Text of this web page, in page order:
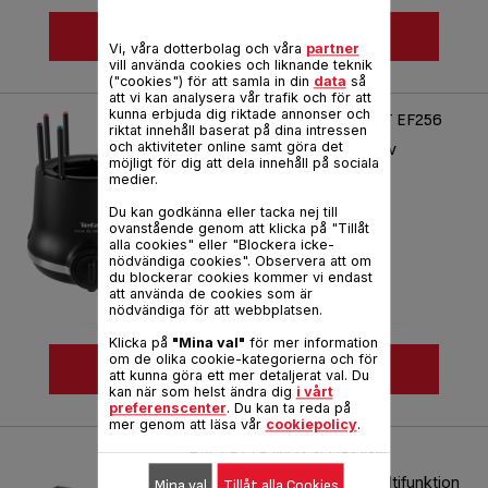
Jämför
FONDUE THERMORESPECT EF256
Thermorespect: isolering av
yttervägg.
SE MER
Jämför
RACLETTE INOX & DESIGN
Raffinerad raclette med multifunktion
Vi, våra dotterbolag och våra partner
vill använda cookies och liknande teknik
("cookies") för att samla in din data så
att vi kan analysera vår trafik och för att
kunna erbjuda dig riktade annonser och
riktat innehåll baserat på dina intressen
och aktiviteter online samt göra det
möjligt för dig att dela innehåll på sociala
medier.
Du kan godkänna eller tacka nej till
ovanstående genom att klicka på "Tillåt
alla cookies" eller "Blockera icke-
nödvändiga cookies". Observera att om
du blockerar cookies kommer vi endast
att använda de cookies som är
nödvändiga för att webbplatsen.
Klicka på "Mina val" för mer information
om de olika cookie-kategorierna och för
att kunna göra ett mer detaljerat val. Du
kan när som helst ändra dig i vårt
preferenscenter. Du kan ta reda på
mer genom att läsa vår cookiepolicy.